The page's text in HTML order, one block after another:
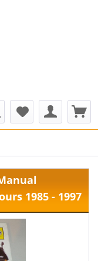
1985 - 1997